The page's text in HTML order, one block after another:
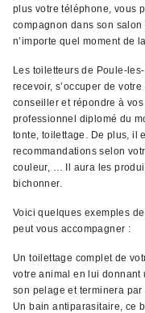
plus votre téléphone, vous
compagnon dans son
n’importe quel moment de
Les toiletteurs de Poule-
recevoir, s’occuper de
conseiller et répondre à
professionnel diplomé du
tonte, toilettage. De plus, il
recommandations selon
couleur, … Il aura les
bichonner.
Voici quelques exemples
peut vous accompagner :
Un toilettage complet de
votre animal en lui donnant
son pelage et terminera
Un bain antiparasitaire, ce